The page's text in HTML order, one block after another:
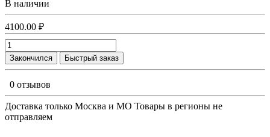
В наличии
4100.00 ₽
Закончился Быстрый заказ
0 отзывов
Доставка только Москва и МО Товары в регионы не
отправляем